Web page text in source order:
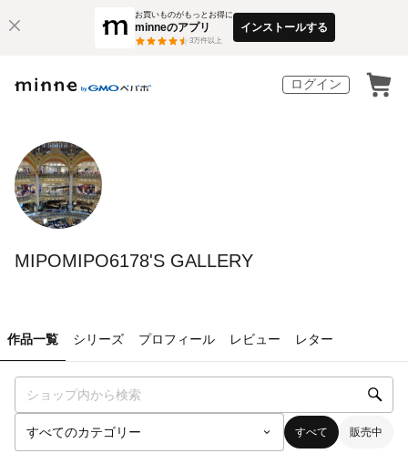
お買いものがもっとお得に
minneのアプリ
3万件以上
インストールする
ログイン
MIPOMIPO6178'S GALLERY
作品一覧 シリーズ プロフィール レビュー レター
すべて 販売中